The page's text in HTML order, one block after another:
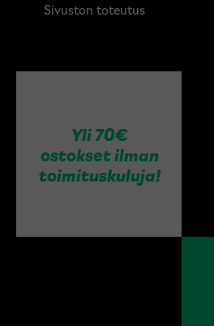
Sivuston toteutus
Yli 70€
ostokset ilman
toimituskuluja!